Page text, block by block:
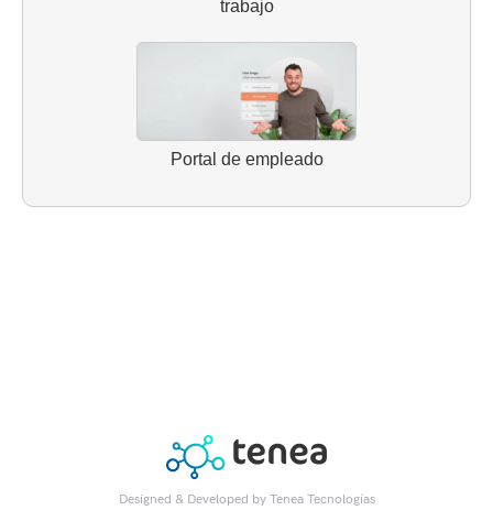
trabajo
Portal de empleado
Designed & Developed by Tenea Tecnologías